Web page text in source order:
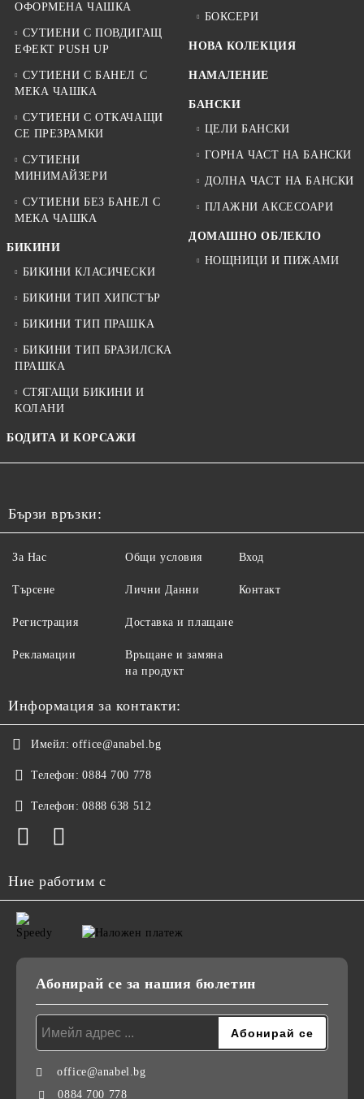
ОФОРМЕНА ЧАШКА
СУТИЕНИ С ПОВДИГАЩ
ЕФЕКТ PUSH UP
СУТИЕНИ С БАНЕЛ С
МЕКА ЧАШКА
СУТИЕНИ С ОТКАЧАЩИ
СЕ ПРЕЗРАМКИ
СУТИЕНИ
МИНИМАЙЗЕРИ
СУТИЕНИ БЕЗ БАНЕЛ С
МЕКА ЧАШКА
БИКИНИ
БИКИНИ КЛАСИЧЕСКИ
БИКИНИ ТИП ХИПСТЪР
БИКИНИ ТИП ПРАШКА
БИКИНИ ТИП БРАЗИЛСКА
ПРАШКА
СТЯГАЩИ БИКИНИ И
КОЛАНИ
БОДИТА И КОРСАЖИ
БОКСЕРИ
НОВА КОЛЕКЦИЯ
НАМАЛЕНИЕ
БАНСКИ
ЦЕЛИ БАНСКИ
ГОРНА ЧАСТ НА БАНСКИ
ДОЛНА ЧАСТ НА БАНСКИ
ПЛАЖНИ АКСЕСОАРИ
ДОМАШНО ОБЛЕКЛО
НОЩНИЦИ И ПИЖАМИ
Бързи връзки:
За Нас
Търсене
Регистрация
Рекламации
Общи условия
Лични Данни
Доставка и плащане
Връщане и замяна
на продукт
Вход
Контакт
Информация за контакти:
Имейл: office@anabel.bg
Телефон: 0884 700 778
Телефон: 0888 638 512
Ние работим с
Абонирай се за нашия бюлетин
office@anabel.bg
0884 700 778